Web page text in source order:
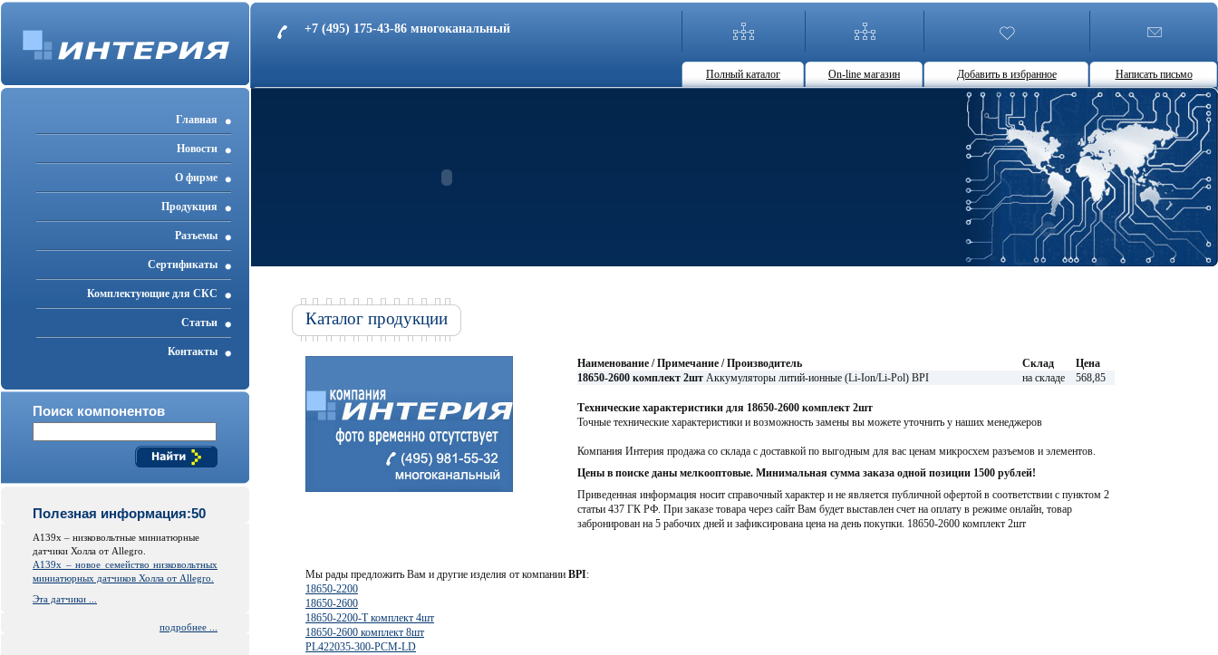
+7 (495) 175-43-86 многоканальный
Полный каталог On-line магазин Добавить в избранное Написать письмо
Главная
Новости
О фирме
Продукция
Разъемы
Cертификаты
Комплектующие для СКС
Статьи
Контакты
Поиск компонентов
Полезная информация:50
A139x – низковольтные миниатюрные
датчики Холла от Allegro.
A139x – новое семейство низковольтных
миниатюрных датчиков Холла от Allegro.
Эта датчики ...
подробнее ...
Каталог продукции
Наименование / Примечание / Производитель Склад
Цена
18650-2600 комплект 2шт Аккумуляторы литий-ионные (Li-Ion/Li-Pol) BPI на складе 568,85
Технические характеристики для 18650-2600 комплект 2шт
Точные технические характеристики и возможность замены вы можете уточнить у наших менеджеров
Компания Интерия продажа со склада с доставкой по выгодным для вас ценам микросхем разъемов и элементов.
Цены в поиске даны мелкооптовые. Минимальная сумма заказа одной позиции 1500 рублей!
Приведенная информация носит справочный характер и не является публичной офертой в соответствии с пунктом 2
статьи 437 ГК РФ. При заказе товара через сайт Вам будет выставлен счет на оплату в режиме онлайн, товар
забронирован на 5 рабочих дней и зафиксирована цена на день покупки. 18650-2600 комплект 2шт
Мы рады предложить Вам и другие изделия от компании BPI:
18650-2200
18650-2600
18650-2200-T комплект 4шт
18650-2600 комплект 8шт
PL422035-300-PCM-LD